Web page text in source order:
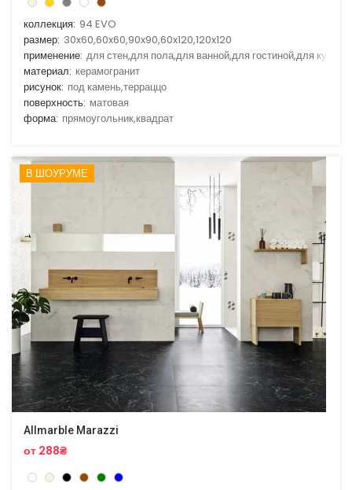
коллекция: 94 EVO
размер: 30x60,60x60,90x90,60x120,120x120
применение: для стен,для пола,для ванной,для гостиной,для кухни
материал: керамогранит
рисунок: под камень,терраццо
поверхность: матовая
форма: прямоугольник,квадрат
В ШОУРУМЕ
Allmarble Marazzi
от 288₴